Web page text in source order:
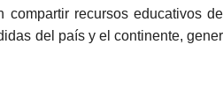
recursos educativos
del país y el continente,